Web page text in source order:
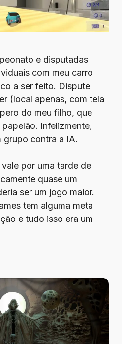
e disputadas
com meu carro
a ser feito. Disputei
(local apenas, com tela
do meu filho, que
Infelizmente,
grupo contra a IA.
por uma tarde de
quase um
ser um jogo maior.
tem alguma meta
e tudo isso era um